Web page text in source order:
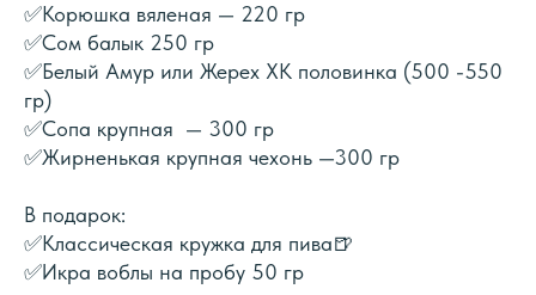
✅Корюшка вяленая — 220 гр
✅Сом балык 250 гр
✅Белый Амур или Жерех ХК половинка (500 -550
гр)
✅Сопа крупная — 300 гр
✅Жирненькая крупная чехонь —300 гр
В подарок:
✅Классическая кружка для пива🍺
✅Икра воблы на пробу 50 гр